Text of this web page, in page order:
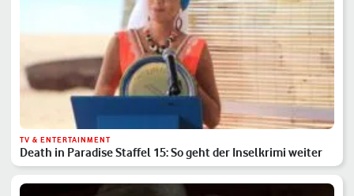
TV & ENTERTAINMENT
Death in Paradise Staffel 15: So geht der Inselkrimi weiter